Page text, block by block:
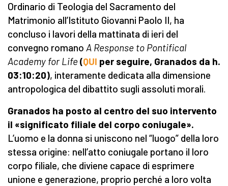
Ordinario di Teologia del Sacramento del
Matrimonio all’Istituto Giovanni Paolo II, ha
concluso i lavori della mattinata di ieri del
convegno romano A Response to Pontifical
Academy for Life(QUI per seguire, Granados da h.
03:10:20), interamente dedicata alla dimensione
antropologica del dibattito sugli assoluti morali.
Granados ha posto al centro del suo intervento
il «significato filiale del corpo coniugale».
L’uomo e la donna si uniscono nel “luogo” della loro
stessa origine: nell’atto coniugale portano il loro
corpo filiale, che diviene capace di esprimere
unione e generazione, proprio perché a loro volta